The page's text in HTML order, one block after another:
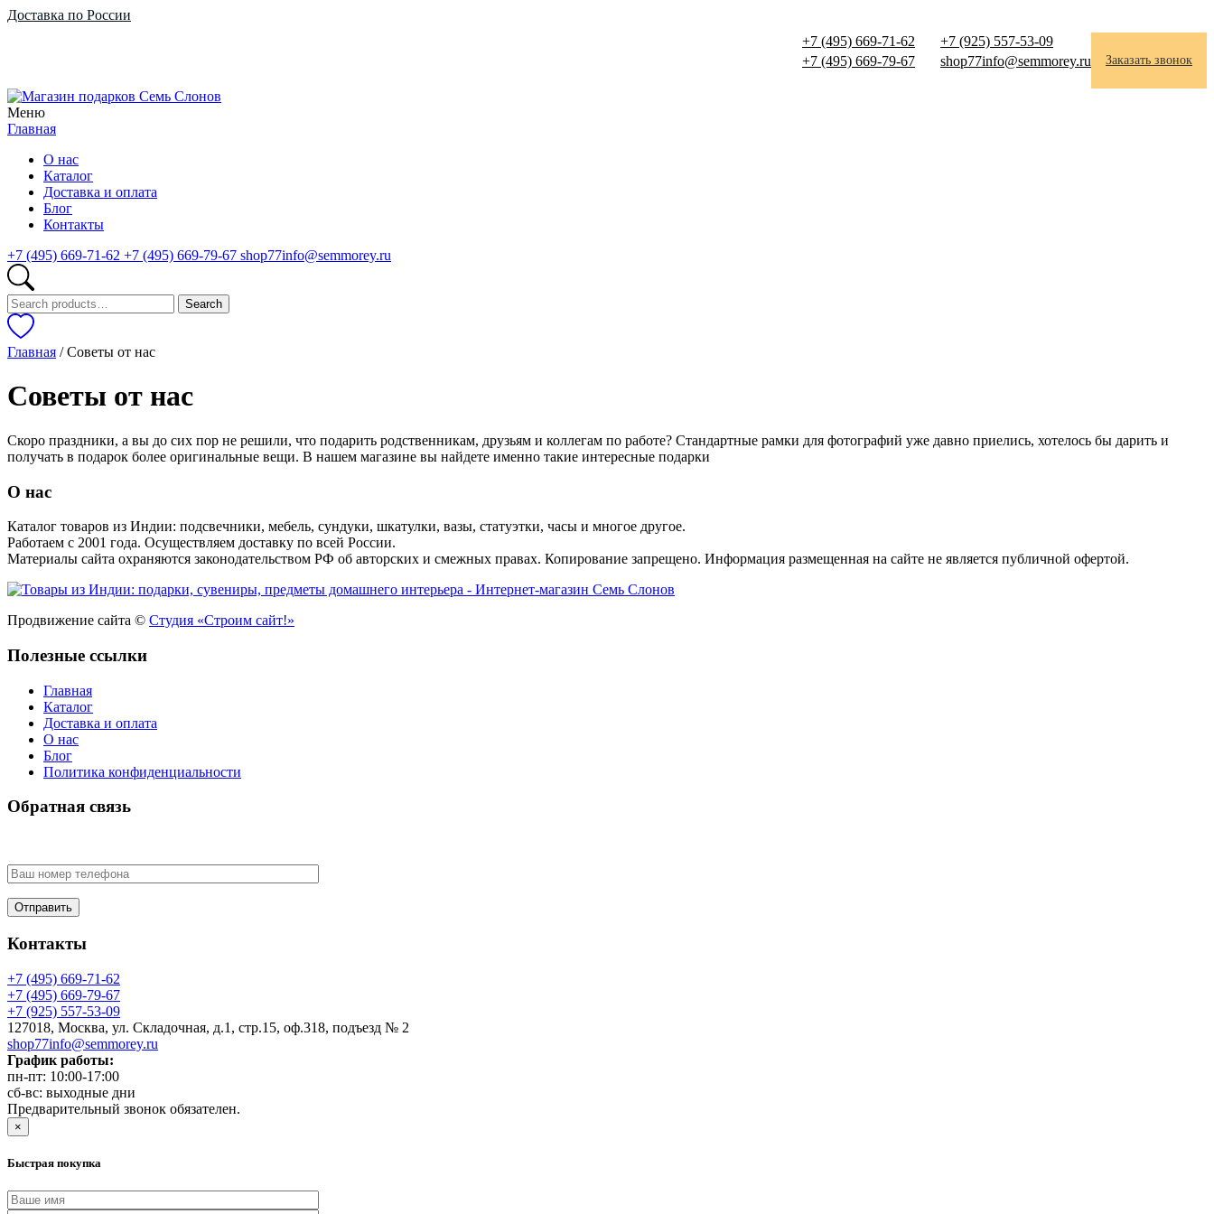
Доставка по России
+7 (495) 669-71-62
+7 (495) 669-79-67
+7 (925) 557-53-09
shop77info@semmorey.ru
Заказать звонок
Меню
Главная
О нас
Каталог
Доставка и оплата
Блог
Контакты
+7 (495) 669-71-62 +7 (495) 669-79-67 shop77info@semmorey.ru
Search
for:
Search
Главная / Советы от нас
Советы от нас
Скоро праздники, а вы до сих пор не решили, что подарить родственникам, друзьям и коллегам по работе? Стандартные рамки для фотографий уже давно приелись, хотелось бы дарить и
получать в подарок более оригинальные вещи. В нашем магазине вы найдете именно такие интересные подарки
О нас
Каталог товаров из Индии: подсвечники, мебель, сундуки, шкатулки, вазы, статуэтки, часы и многое другое.
Работаем с 2001 года. Осуществляем доставку по всей России.
Материалы сайта охраняются законодательством РФ об авторских и смежных правах. Копирование запрещено. Информация размещенная на сайте не является публичной офертой.
Продвижение сайта © Студия «Строим сайт!»
Полезные ссылки
Главная
Каталог
Доставка и оплата
О нас
Блог
Политика конфиденциальности
Обратная связь
Контакты
+7 (495) 669-71-62
+7 (495) 669-79-67
+7 (925) 557-53-09
127018, Москва, ул. Складочная, д.1, стр.15, оф.318, подъезд № 2
shop77info@semmorey.ru
График работы:
пн-пт: 10:00-17:00
сб-вс: выходные дни
Предварительный звонок обязателен.
×
Быстрая покупка